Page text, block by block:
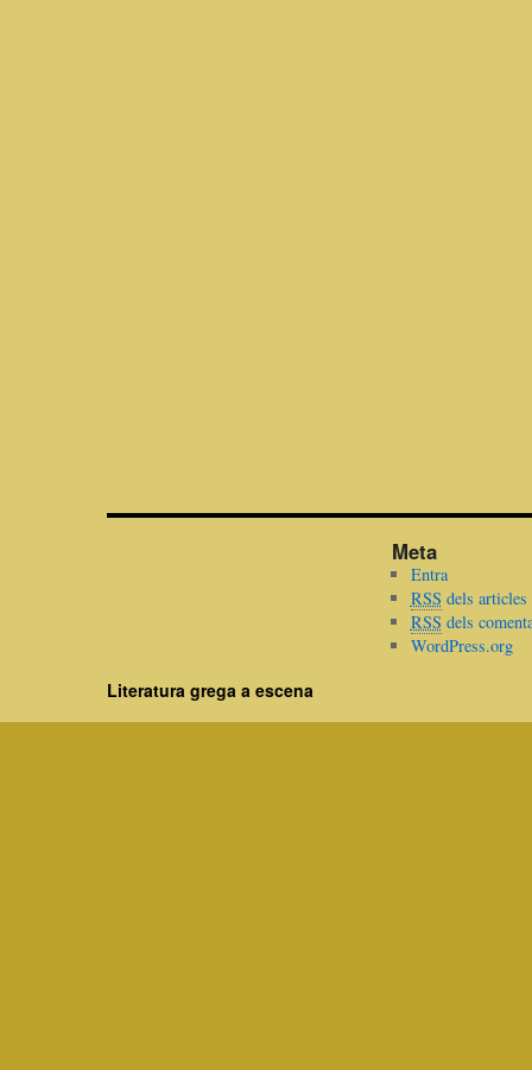
Meta
Entra
RSS dels articles
RSS dels
WordPress.org
Literatura grega a escena